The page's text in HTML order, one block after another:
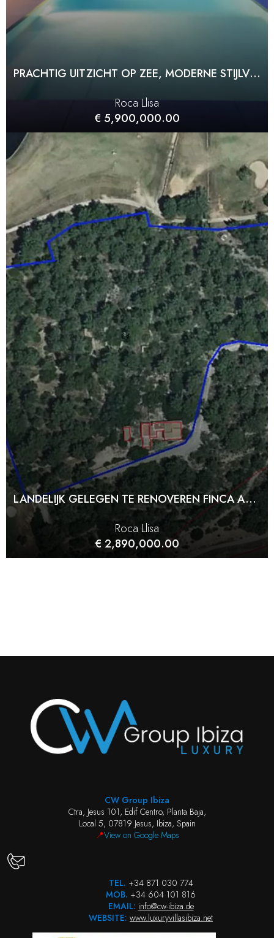
PRACHTIG UITZICHT OP ZEE, MODERNE STIJLVOLLE VILLA
Roca Llisa
€ 5,900,000.00
LANDELIJK GELEGEN TE RENOVEREN FINCA AAN DE GOLFBAAN IN ROCA LLISA
Roca Llisa
€ 2,890,000.00
CW Group Ibiza
Ctra, Jesus 101, Edif Centro, Planta Baja,
Local 5, 07819 Jesus, Ibiza, Spain
📍View on Google Maps
TEL. +34 871 030 774
MOB. +34 604 101 816
EMAIL: info@cw-ibiza.de
WEBSITE: www.luxuryvillasibiza.net